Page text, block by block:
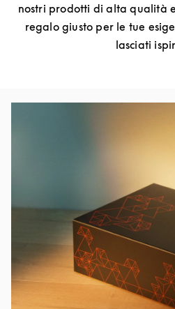
nostri prodotti di alta qualità
regalo giusto per le tue
lasciati